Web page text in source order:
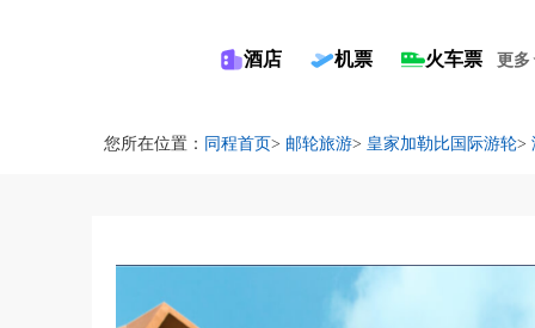
酒店 机票 火车票 更多
您所在位置： 同程首页> 邮轮旅游> 皇家加勒比国际游轮>